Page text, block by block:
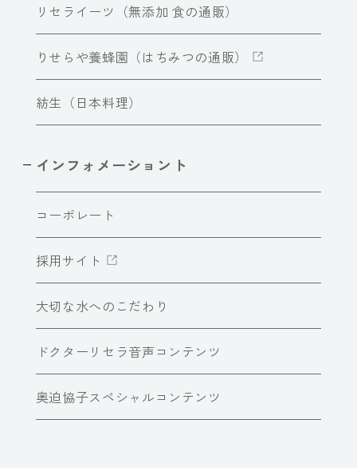
リセライーツ（無添加 食の通販）
りせらや養蜂園（はちみつの通販）
紡生（日本料理）
インフォメーショント
コーポレート
採用サイト
大切な水へのこだわり
ドクターリセラ音声コンテンツ
奥迫協子スペシャルコンテンツ